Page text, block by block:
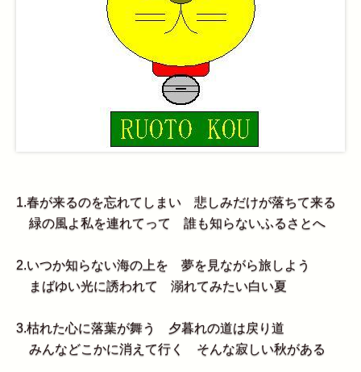
1.春が来るのを忘れてしまい 悲しみだけが落ちて来る
緑の風よ私を連れてって 誰も知らないふるさとへ
2.いつか知らない海の上を 夢を見ながら旅しよう
まばゆい光に誘われて 溺れてみたい白い夏
3.枯れた心に落葉が舞う 夕暮れの道は戻り道
みんなどこかに消えて行く そんな寂しい秋がある